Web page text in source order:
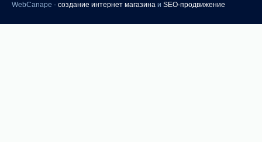
WebCanape - создание интернет магазина и SEO-продвижение